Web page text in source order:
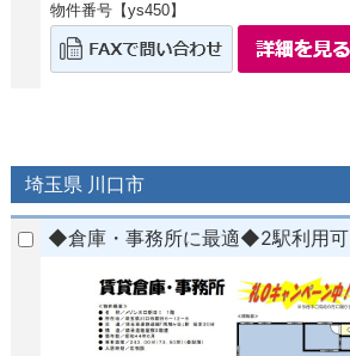
物件番号【ys450】
埼玉県 川口市
◆倉庫・事務所に最適◆2駅利用可